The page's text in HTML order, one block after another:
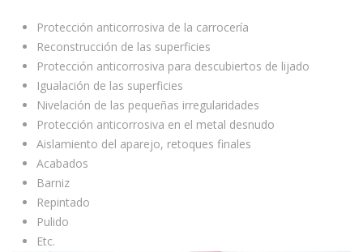
Protección anticorrosiva de la carrocería
Reconstrucción de las superficies
Protección anticorrosiva para descubiertos de lijado
Igualación de las superficies
Nivelación de las pequeñas irregularidades
Protección anticorrosiva en el metal desnudo
Aislamiento del aparejo, retoques finales
Acabados
Barniz
Repintado
Pulido
Etc.